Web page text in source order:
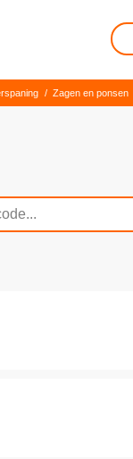
/ Zagen en ponsen